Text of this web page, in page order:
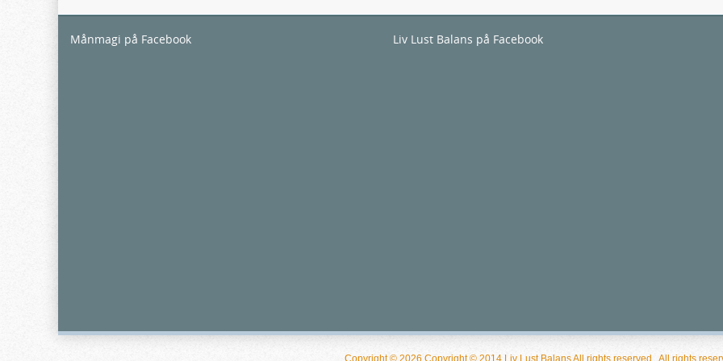
Månmagi på Facebook Liv Lust Balans på Facebook
Copyright © 2026 Copyright © 2014 Liv Lust Balans All rights reserved.. All rights